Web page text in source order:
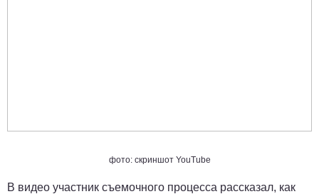
фото: скриншот YouTube
В видео участник съемочного процесса рассказал, как